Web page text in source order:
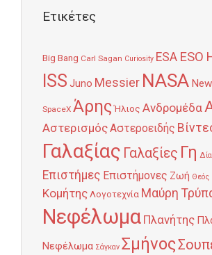
Ετικέτες
Big Bang Carl Sagan Curiosity ESA ESO
ISS Juno Messier NASA
SpaceX Άρης Ήλιος Ανδρομέδα
ΑστερισμόςΑστεροειδής
Γαλαξίας Γαλαξίες Γη
Επιστήμες Επιστήμονες Ζωή Θεός
Κομήτης Λογοτεχνία Μαύρη
Νεφέλωμα Πλανήτης
Νεφέλωμα Σάγκαν Σμήνος